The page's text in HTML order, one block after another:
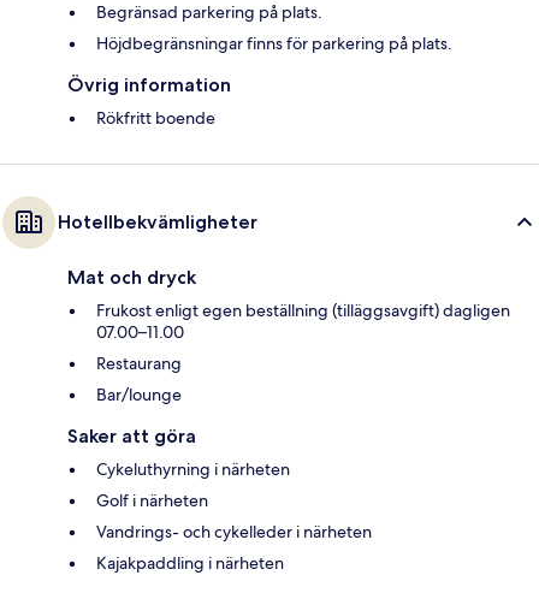
Begränsad parkering på plats.
Höjdbegränsningar finns för parkering på plats.
Övrig information
Rökfritt boende
Hotellbekvämligheter
Mat och dryck
Frukost enligt egen beställning (tilläggsavgift) dagligen
07.00–11.00
Restaurang
Bar/lounge
Saker att göra
Cykeluthyrning i närheten
Golf i närheten
Vandrings- och cykelleder i närheten
Kajakpaddling i närheten